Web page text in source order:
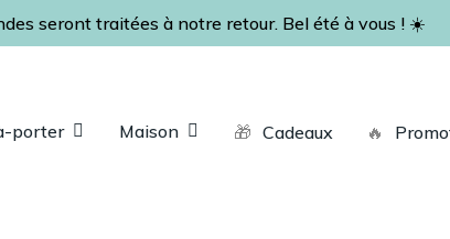
seront traitées à notre retour. Bel été à vous ! ☀️
porter Maison 🎁 Cadeaux 🔥
Panier